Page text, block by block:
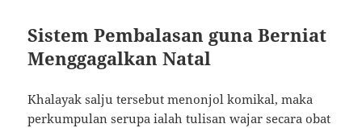
Sistem Pembalasan guna Berniat
Menggagalkan Natal
Khalayak salju tersebut menonjol komikal, maka
perkumpulan serupa ialah tulisan wajar secara obat